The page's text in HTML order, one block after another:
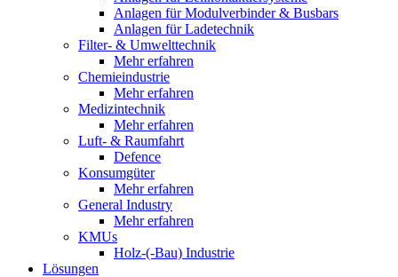
Anlagen für Modulverbinder & Busbars
Anlagen für Ladetechnik
Filter- & Umwelttechnik
Mehr erfahren
Chemieindustrie
Mehr erfahren
Medizintechnik
Mehr erfahren
Luft- & Raumfahrt
Defence
Konsumgüter
Mehr erfahren
General Industry
Mehr erfahren
KMUs
Holz-(-Bau) Industrie
Lösungen